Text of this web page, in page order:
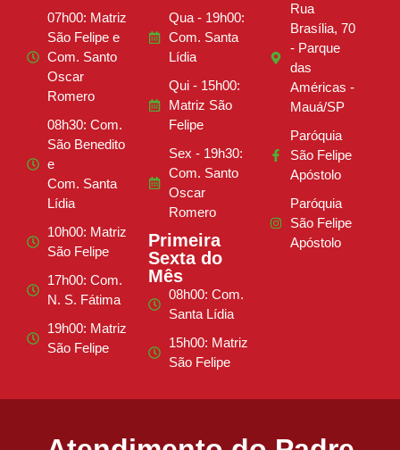
07h00: Matriz
São Felipe e
Com. Santo
Oscar
Romero
08h30: Com.
São Benedito
e
Com. Santa
Lídia
10h00: Matriz
São Felipe
17h00: Com.
N. S. Fátima
19h00: Matriz
São Felipe
Qua - 19h00:
Com. Santa
Lídia
Qui - 15h00:
Matriz São
Felipe
Sex - 19h30:
Com. Santo
Oscar
Romero
Primeira
Sexta do
Mês
08h00: Com.
Santa Lídia
15h00: Matriz
São Felipe
Rua
Brasília, 70
- Parque
das
Américas -
Mauá/SP
Paróquia
São Felipe
Apóstolo
Paróquia
São Felipe
Apóstolo